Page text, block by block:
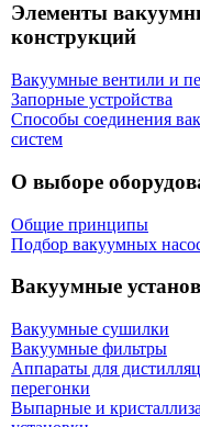
Элементы
конструкций
Вакуумные вентили и
Запорные устройства
Способы соединения
систем
О выборе
Общие принципы
Подбор вакуумных
Вакуумные
Вакуумные сушилки
Вакуумные фильтры
Аппараты для
перегонки
Выпарные и